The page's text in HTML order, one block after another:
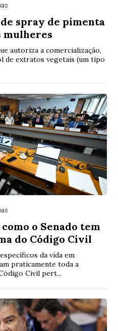
spray de pimenta
mulheres
autoriza a comercialização,
de extratos vegetais (um tipo
o Senado tem
do Código Civil
da vida em
praticamente toda a
Civil pert...